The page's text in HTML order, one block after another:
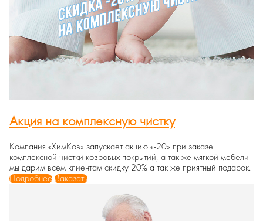
Акция на комплексную чистку
Компания «ХимКов» запускает акцию «-20» при заказе
комплексной чистки ковровых покрытий, а так же мягкой мебели
мы дарим всем клиентам скидку 20% а так же приятный подарок.
Подробнее Заказать